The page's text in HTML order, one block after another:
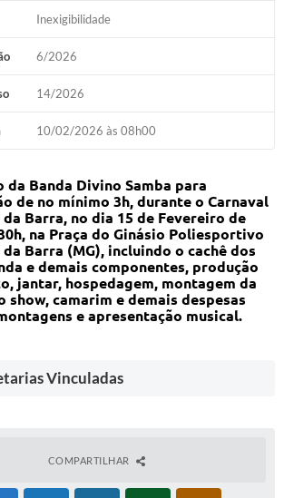
Inexigibilidade
6/2026
14/2026
10/02/2026 às 08h00
da Banda Divino Samba para
de no mínimo 3h, durante o Carnaval
da Barra, no dia 15 de Fevereiro de
na Praça do Ginásio Poliesportivo
da Barra (MG), incluindo o cachê dos
e demais componentes, produção
jantar, hospedagem, montagem da
show, camarim e demais despesas
e apresentação musical.
Vinculadas
COMPARTILHAR